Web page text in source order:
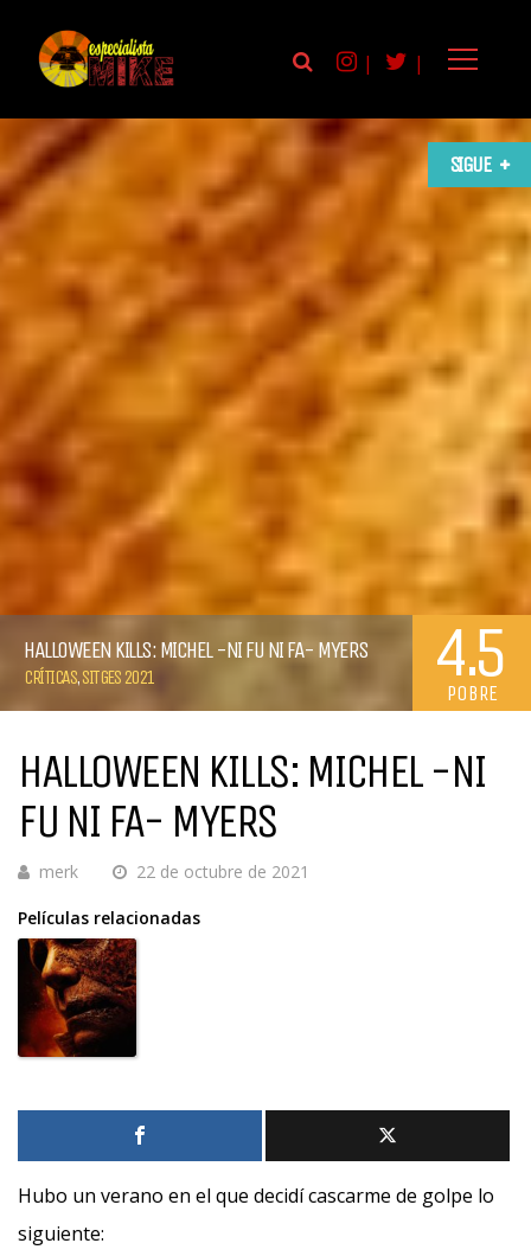
| |
SIGUE
HALLOWEEN KILLS: MICHEL -NI FU NI FA- MYERS
CRÍTICAS,SITGES 2021 4.5
POBRE
HALLOWEEN KILLS: MICHEL -NI
FU NI FA- MYERS
merk 22 de octubre de 2021
Películas relacionadas
Hubo un verano en el que decidí cascarme de golpe lo
siguiente: